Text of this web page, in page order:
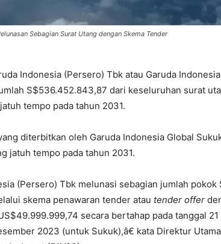
Sebagian Surat Utang dengan Skema Tender
Indonesia (Persero) Tbk atau Garuda
S$536.452.843,87 dari keseluruhan surat
tempo pada tahun 2031.
diterbitkan oleh Garuda Indonesia Global
jatuh tempo pada tahun 2031.
(Persero) Tbk melunasi sebagian jumlah pokok
skema penawaran tender atau tender offer
secara bertahap pada tanggal
2023 (untuk Sukuk),â€ kata Direktur